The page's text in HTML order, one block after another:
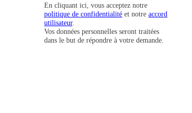
En cliquant ici, vous acceptez notre
politique de confidentialité et notre accord
utilisateur.
Vos données personnelles seront traitées
dans le but de répondre à votre demande.